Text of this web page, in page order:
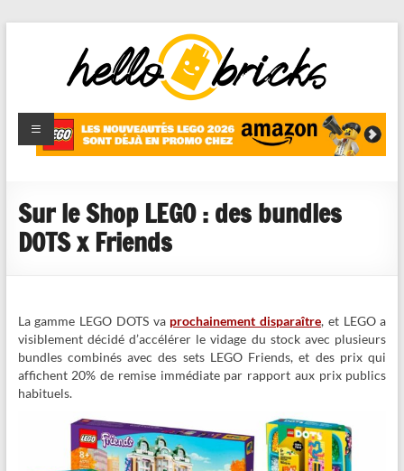
HelloBricks
Blog LEGO,
nouveaut�s
reviews
Sur le Shop LEGO : des bundles
DOTS x Friends
La gamme LEGO DOTS va prochainement disparaître, et LEGO a
visiblement décidé d’accélérer le vidage du stock avec plusieurs
bundles combinés avec des sets LEGO Friends, et des prix qui
affichent 20% de remise immédiate par rapport aux prix publics
habituels.